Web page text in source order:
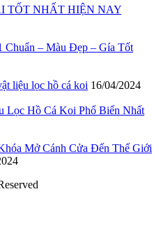
TỐT NHẤT HIỆN NAY
Chuẩn – Màu Đẹp – Gía Tốt
liệu lọc hồ cá koi 16/04/2024
Lọc Hồ Cá Koi Phổ Biến Nhất
Mở Cánh Cửa Đến Thế Giới